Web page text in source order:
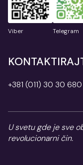
Viber Telegram
+381 (011) 30 30 680
U svetu gde je sve
revolucionarni čin.